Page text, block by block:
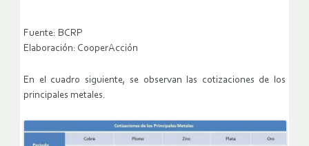
Fuente: BCRP
Elaboración: CooperAcción
En el cuadro siguiente, se observan las cotizaciones de los
principales metales.